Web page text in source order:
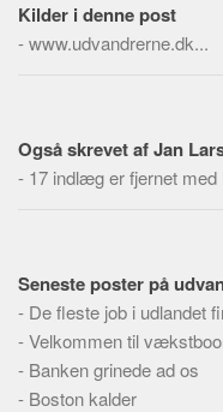
Om
Redigering
Tekstannoncer
Kilder i denne post
-www.udvandrerne.dk...
Også skrevet af Jan
- 17 indlæg er fjernet
Seneste poster på
- De fleste job i udlandet
-Velkommen til
- Banken grinede ad os
- Boston kalder